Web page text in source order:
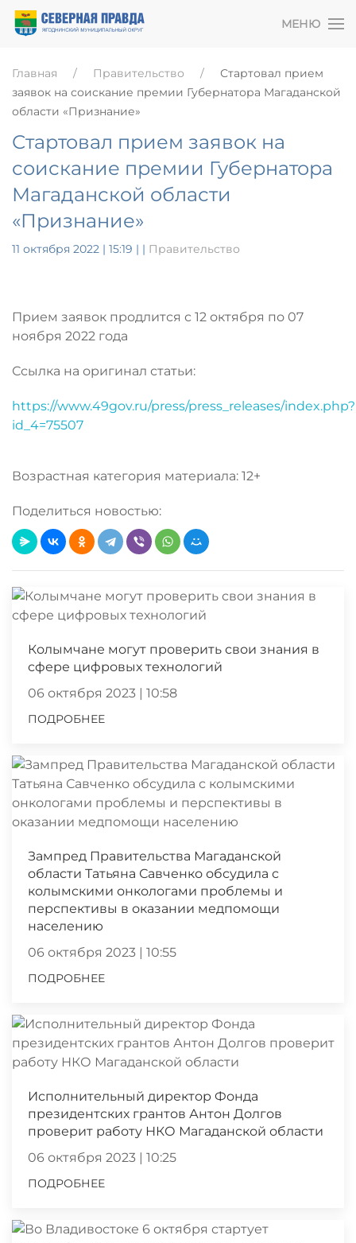
МЕНЮ
Главная Правительство
Стартовал прием
заявок на соискание премии Губернатора Магаданской
области «Признание»
Стартовал прием заявок на
соискание премии Губернатора
Магаданской области
«Признание»
11 октября 2022 | 15:19 | | Правительство
Прием заявок продлится с 12 октября по 07
ноября 2022 года
Ссылка на оригинал статьи:
https://www.49gov.ru/press/press_releases/index.php?
id_4=75507
Возрастная категория материала: 12+
Поделиться новостью:
Колымчане могут проверить свои знания в
сфере цифровых технологий
06 октября 2023 | 10:58
ПОДРОБНЕЕ
Зампред Правительства Магаданской
области Татьяна Савченко обсудила с
колымскими онкологами проблемы и
перспективы в оказании медпомощи
населению
06 октября 2023 | 10:55
ПОДРОБНЕЕ
Исполнительный директор Фонда
президентских грантов Антон Долгов
проверит работу НКО Магаданской области
06 октября 2023 | 10:25
ПОДРОБНЕЕ